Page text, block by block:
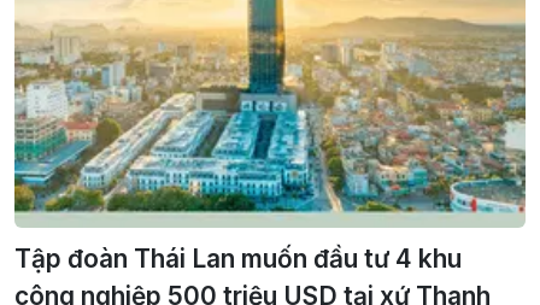
Tập đoàn Thái Lan muốn đầu tư 4 khu
công nghiệp 500 triệu USD tại xứ Thanh